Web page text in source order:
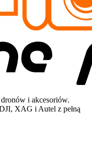
i akcesoriów.
XAG i Autel z pełną